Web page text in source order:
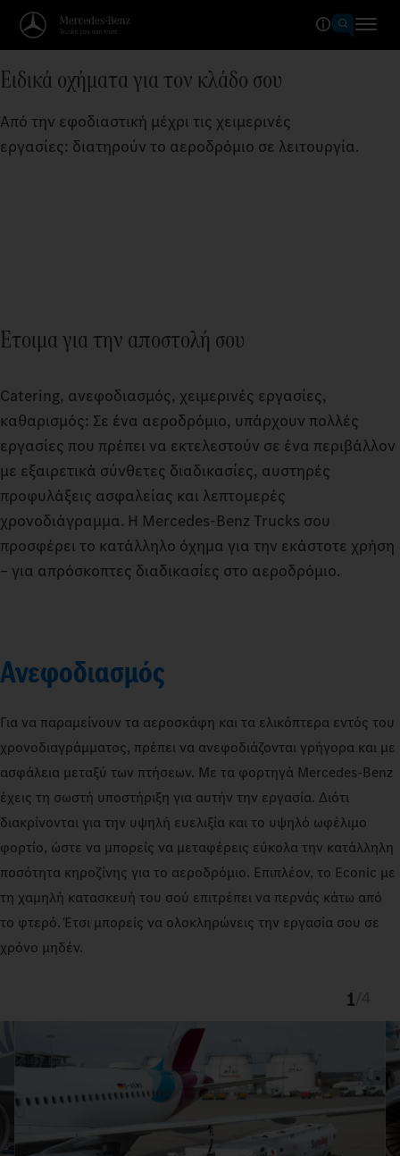
Ειδικά οχήματα για τον κλάδο σου
Από την εφοδιαστική μέχρι τις χειμερινές
εργασίες: διατηρούν το αεροδρόμιο σε λειτουργία.
Έτοιμα για την αποστολή σου
Catering, ανεφοδιασμός, χειμερινές εργασίες,
καθαρισμός: Σε ένα αεροδρόμιο, υπάρχουν πολλές
εργασίες που πρέπει να εκτελεστούν σε ένα περιβάλλον
με εξαιρετικά σύνθετες διαδικασίες, αυστηρές
προφυλάξεις ασφαλείας και λεπτομερές
χρονοδιάγραμμα. Η Mercedes‑Benz Trucks σου
προσφέρει το κατάλληλο όχημα για την εκάστοτε χρήση
– για απρόσκοπτες διαδικασίες στο αεροδρόμιο.
Ανεφοδιασμός
Για να παραμείνουν τα αεροσκάφη και τα ελικόπτερα εντός του
χρονοδιαγράμματος, πρέπει να ανεφοδιάζονται γρήγορα και με
ασφάλεια μεταξύ των πτήσεων. Με τα φορτηγά Mercedes-Benz
έχεις τη σωστή υποστήριξη για αυτήν την εργασία. Διότι
διακρίνονται για την υψηλή ευελιξία και το υψηλό ωφέλιμο
φορτίο, ώστε να μπορείς να μεταφέρεις εύκολα την κατάλληλη
ποσότητα κηροζίνης για το αεροδρόμιο. Επιπλέον, το Econic με
τη χαμηλή κατασκευή του σού επιτρέπει να περνάς κάτω από
το φτερό. Έτσι μπορείς να ολοκληρώνεις την εργασία σου σε
χρόνο μηδέν.
1